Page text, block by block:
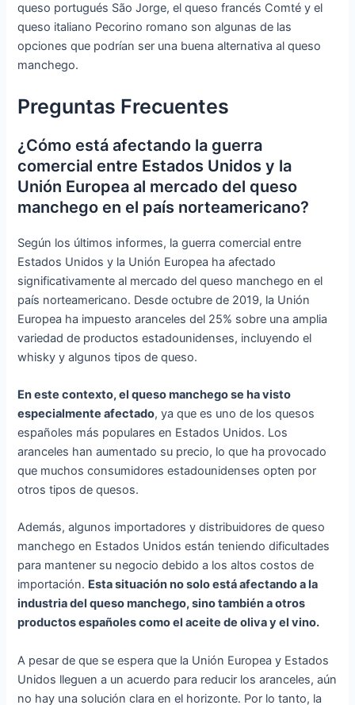
queso portugués São Jorge, el queso francés Comté y el
queso italiano Pecorino romano son algunas de las
opciones que podrían ser una buena alternativa al queso
manchego.
Preguntas Frecuentes
¿Cómo está afectando la guerra
comercial entre Estados Unidos y la
Unión Europea al mercado del queso
manchego en el país norteamericano?
Según los últimos informes, la guerra comercial entre
Estados Unidos y la Unión Europea ha afectado
significativamente al mercado del queso manchego en el
país norteamericano. Desde octubre de 2019, la Unión
Europea ha impuesto aranceles del 25% sobre una amplia
variedad de productos estadounidenses, incluyendo el
whisky y algunos tipos de queso.
En este contexto, el queso manchego se ha visto
especialmente afectado, ya que es uno de los quesos
españoles más populares en Estados Unidos. Los
aranceles han aumentado su precio, lo que ha provocado
que muchos consumidores estadounidenses opten por
otros tipos de quesos.
Además, algunos importadores y distribuidores de queso
manchego en Estados Unidos están teniendo dificultades
para mantener su negocio debido a los altos costos de
importación. Esta situación no solo está afectando a la
industria del queso manchego, sino también a otros
productos españoles como el aceite de oliva y el vino.
A pesar de que se espera que la Unión Europea y Estados
Unidos lleguen a un acuerdo para reducir los aranceles, aún
no hay una solución clara en el horizonte. Por lo tanto, la